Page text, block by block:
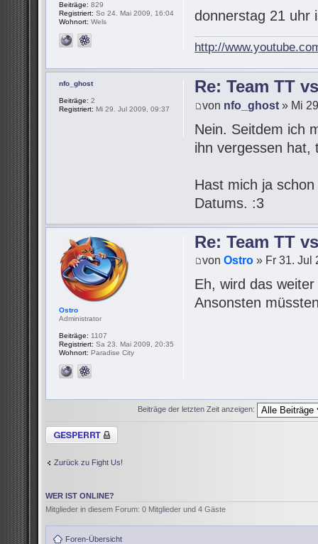
donnerstag 21 uhr
http://
Beiträge: 829
Registriert: So 24. Mai 2009, 16:04
Wohnort: Wels
Re: Team TT
von nfo_ghost » Mi
Nein. Seitdem ich
ihn vergessen
Hast mich ja
Datums. :3
nfo_ghost
Beiträge: 2
Registriert: Mi 29. Jul 2009, 09:37
Re: Team TT
vonOstro » Fr 31. Jul
Eh, wird das
Ansonsten
Ostro
Administrator
Beiträge: 1107
Registriert: Sa 23. Mai 2009, 20:35
Wohnort: Paradise City
Beiträge der letzten Zeit anzeigen:
Thema gesperrt
Zurück zu Fight Us!
WER IST ONLINE?
Mitglieder in diesem Forum: 0 Mitglieder und 4 Gäste
Foren-Übersicht